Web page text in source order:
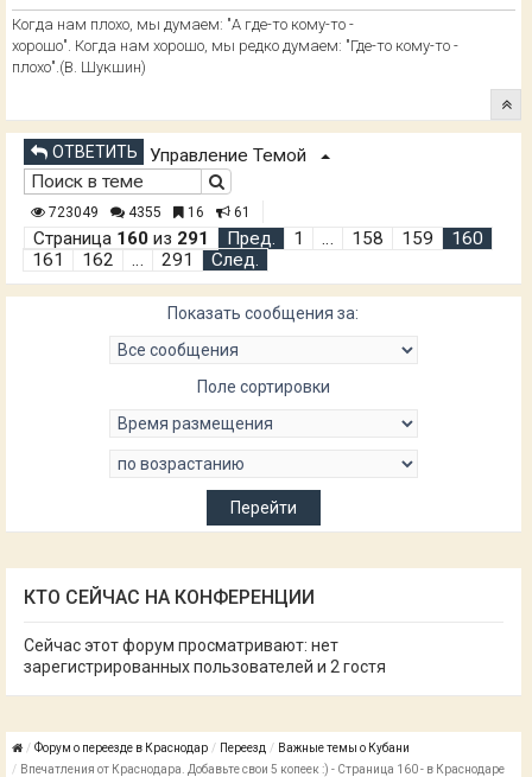
Когда нам плохо, мы думаем: "А где-то кому-то -
хорошо". Когда нам хорошо, мы редко думаем: "Где-то кому-то -
плохо".(В. Шукшин)
ОТВЕТИТЬ Управление Темой
723049 4355 16 61
Страница 160 из 291 Пред. 1 … 158 159
160
161
162 … 291 След.
Показать сообщения за:
Поле сортировки
КТО СЕЙЧАС НА КОНФЕРЕНЦИИ
Сейчас этот форум просматривают: нет
зарегистрированных пользователей и 2 гостя
Форум о переезде в Краснодар Переезд
Важные темы о Кубани
Впечатления от Краснодара. Добавьте свои 5 копеек :) - Страница 160 - в Краснодаре